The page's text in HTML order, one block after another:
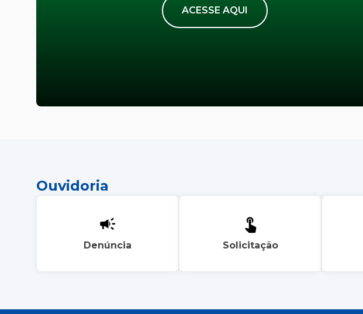
ACESSE AQUI
Ouvidoria
Denúncia Solicitação